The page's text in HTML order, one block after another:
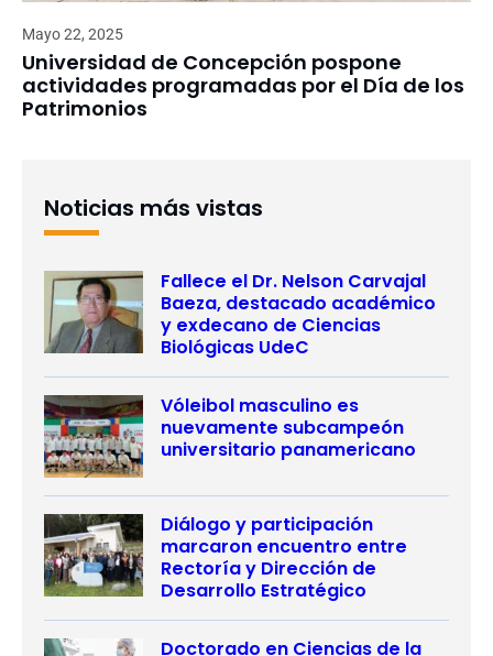
Mayo 22, 2025
Universidad de Concepción pospone
actividades programadas por el Día de los
Patrimonios
Noticias más vistas
Fallece el Dr. Nelson Carvajal
Baeza, destacado académico
y exdecano de Ciencias
Biológicas UdeC
Vóleibol masculino es
nuevamente subcampeón
universitario panamericano
Diálogo y participación
marcaron encuentro entre
Rectoría y Dirección de
Desarrollo Estratégico
Doctorado en Ciencias de la